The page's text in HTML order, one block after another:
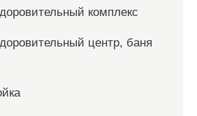
комплекс
центр, баня